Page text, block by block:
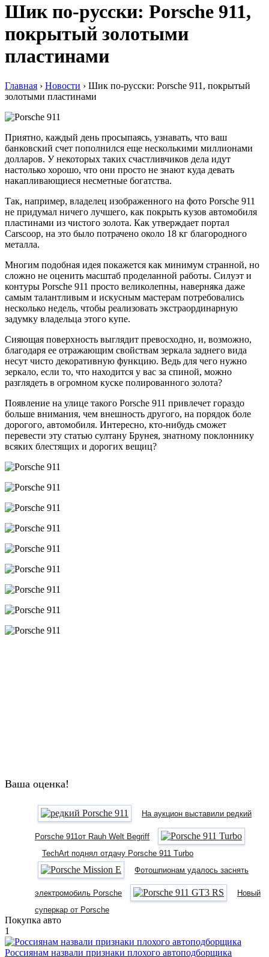
Шик по-русски: Porsche 911,
покрытый золотыми
пластинами
Главная › Новости › Шик по-русски: Porsche 911, покрытый
золотыми пластинами
Приятно, каждый день просыпаясь, узнавать, что ваш
банковский счет пополнился еще несколькими миллионами
долларов. У некоторых таких счастливчиков дела идут
настолько хорошо, что они просто не знают куда девать
накапливающиеся несметные богатства.
Так, например, владелец изображенного на фото Porsche 911
не придумал ничего лучшего, как покрыть кузов автомобиля
пластинами из чистого золота. Как утверждает портал
Carscoop, на это было потрачено около 18 кг благородного
металла.
Многим подобная идея покажется как минимум странной, но
сложно не оценить масштаб проделанной работы. Силуэт и
контуры Porsche 911 просто великолепны, наверняка даже
самым талантливым и искусным мастерам потребовались
несколько недель, чтобы реализовать экстраординарную
задумку владельца этого купе.
Сияющая поверхность выглядит превосходно, и, возможно,
благодаря ее отражающим свойствам зеркала заднего вида
несут чисто декоративную функцию. Ведь для чего нужно
зеркало, если то, что находится у вас за спиной, можно
разглядеть в огромном куске полированного золота?
Появление на улице такого Porsche 911 привлечет гораздо
больше внимания, чем внешность другого, на порядок боле
дорогого, автомобиля. Интересно, кто-нибудь сможет
перевести эту статью султану Брунея, знатному поклоннику
всяких блестящих и дорогих вещиц?
Ваша оценка!
На аукцион выставили редкий
Porsche 911от Rauh Welt Begriff
TechArt поднял отдачу Porsche 911 Turbo
Фотошпионам удалось заснять
электромобиль Porsche
Новый
суперкар от Porsche
Покупка авто
1
Россиянам назвали признаки плохого автоподборщика